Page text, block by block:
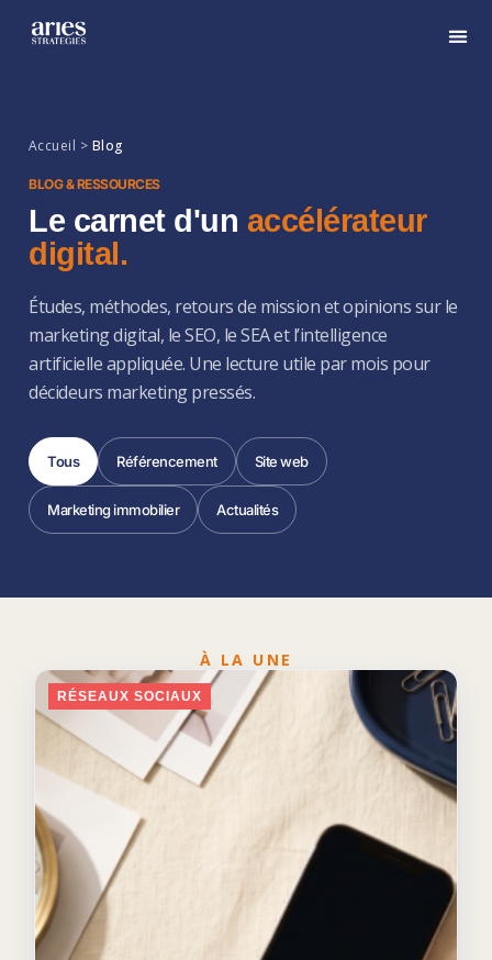
Accueil > Blog
BLOG & RESSOURCES
Le carnet d'un accélérateur
digital.
Études, méthodes, retours de mission et opinions sur le
marketing digital, le SEO, le SEA et l’intelligence
artificielle appliquée. Une lecture utile par mois pour
décideurs marketing pressés.
Tous Référencement Site web
Marketing immobilier Actualités
À LA UNE
RÉSEAUX SOCIAUX